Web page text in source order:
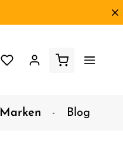
Marken Blog